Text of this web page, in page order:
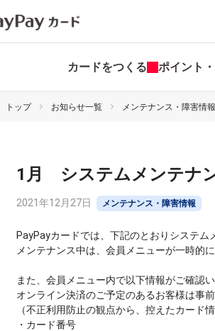
カードをつくる ポイント
トップ お知らせ一覧 メンテナンス・障害情報
1月 システムメンテナ
2021年12月27日 メンテナンス・障害情報
PayPayカードでは、下記のとおりシステム
メンテナンス中は、会員メニューが一時的
また、会員メニュー内で以下情報がご確認
オンライン決済のご予定のあるお客様は事
（不正利用防止の観点から、控えたカード
・カード番号